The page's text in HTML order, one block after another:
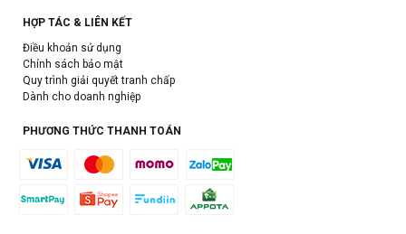
HỢP TÁC & LIÊN KẾT
Điều khoản sử dụng
Chính sách bảo mật
Quy trình giải quyết tranh chấp
Dành cho doanh nghiệp
PHƯƠNG THỨC THANH TOÁN